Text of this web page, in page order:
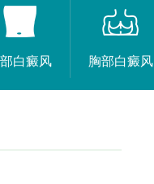
白癜风 胸部白癜风